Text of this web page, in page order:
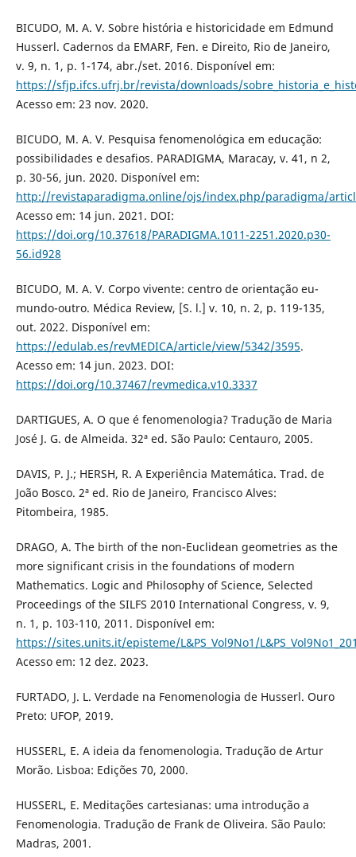
BICUDO, M. A. V. Sobre história e historicidade em Edmund
Husserl. Cadernos da EMARF, Fen. e Direito, Rio de Janeiro,
v. 9, n. 1, p. 1-174, abr./set. 2016. Disponível em:
https://sfjp.ifcs.ufrj.br/revista/downloads/
Acesso em: 23 nov. 2020.
BICUDO, M. A. V. Pesquisa fenomenológica em educação:
possibilidades e desafios. PARADIGMA, Maracay, v. 41, n 2,
p. 30-56, jun. 2020. Disponível em:
http://revistaparadigma.online/ojs/index.php/paradigma/
Acesso em: 14 jun. 2021. DOI:
https://doi.org/10.37618/PARADIGMA.1011-2251.2020.p30-
56.id928
BICUDO, M. A. V. Corpo vivente: centro de orientação eu-
mundo-outro. Médica Review, [S. l.] v. 10, n. 2, p. 119-135,
out. 2022. Disponível em:
https://edulab.es/revMEDICA/article/view/5342/3595.
Acesso em: 14 jun. 2023. DOI:
https://doi.org/10.37467/revmedica.v10.3337
DARTIGUES, A. O que é fenomenologia? Tradução de Maria
José J. G. de Almeida. 32ª ed. São Paulo: Centauro, 2005.
DAVIS, P. J.; HERSH, R. A Experiência Matemática. Trad. de
João Bosco. 2ª ed. Rio de Janeiro, Francisco Alves:
Pitombeira, 1985.
DRAGO, A. The birth of the non-Euclidean geometries as the
more significant crisis in the foundations of modern
Mathematics. Logic and Philosophy of Science, Selected
Proceedings of the SILFS 2010 International Congress, v. 9,
n. 1, p. 103-110, 2011. Disponível em:
https://sites.units.it/episteme/L&PS_Vol9No1/
Acesso em: 12 dez. 2023.
FURTADO, J. L. Verdade na Fenomenologia de Husserl. Ouro
Preto: UFOP, 2019.
HUSSERL, E. A ideia da fenomenologia. Tradução de Artur
Morão. Lisboa: Edições 70, 2000.
HUSSERL, E. Meditações cartesianas: uma introdução a
Fenomenologia. Tradução de Frank de Oliveira. São Paulo:
Madras, 2001.